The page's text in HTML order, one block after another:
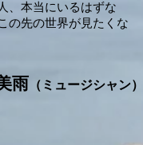
、本当にいるはずな
の先の世界が見たくな
雨 （ミュージシャン）